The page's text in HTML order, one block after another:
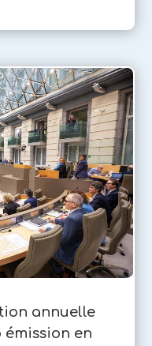
annuelle
émission en